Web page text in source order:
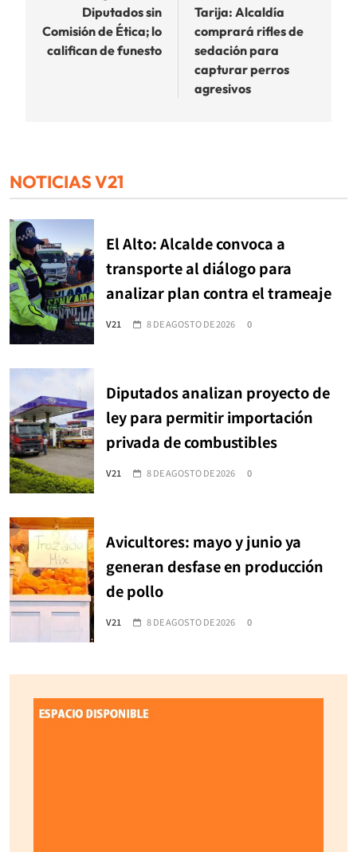
entradas
Diputados sin
Comisión de Ética; lo
califican de funesto
Tarija: Alcaldía
comprará rifles de
sedación para
capturar perros
agresivos
NOTICIAS V21
El Alto: Alcalde convoca a
transporte al diálogo para
analizar plan contra el trameaje
V21 8 DE AGOSTO DE 2026 0
Diputados analizan proyecto de
ley para permitir importación
privada de combustibles
V21 8 DE AGOSTO DE 2026 0
Avicultores: mayo y junio ya
generan desfase en producción
de pollo
V21 8 DE AGOSTO DE 2026 0